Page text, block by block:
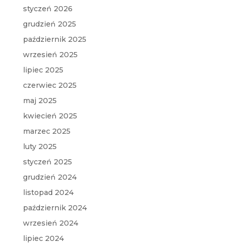
styczeń 2026
grudzień 2025
październik 2025
wrzesień 2025
lipiec 2025
czerwiec 2025
maj 2025
kwiecień 2025
marzec 2025
luty 2025
styczeń 2025
grudzień 2024
listopad 2024
październik 2024
wrzesień 2024
lipiec 2024